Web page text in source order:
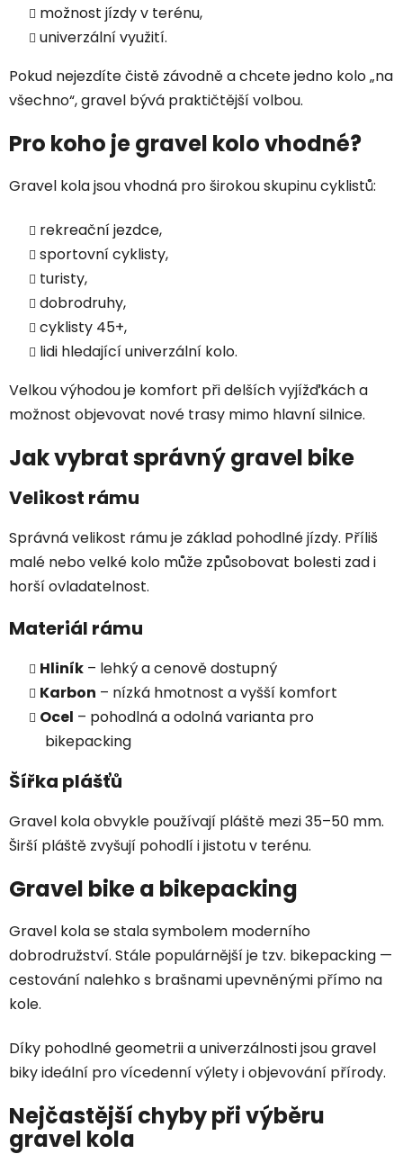
možnost jízdy v terénu,
univerzální využití.
Pokud nejezdíte čistě závodně a chcete jedno kolo „na
všechno“, gravel bývá praktičtější volbou.
Pro koho je gravel kolo vhodné?
Gravel kola jsou vhodná pro širokou skupinu cyklistů:
rekreační jezdce,
sportovní cyklisty,
turisty,
dobrodruhy,
cyklisty 45+,
lidi hledající univerzální kolo.
Velkou výhodou je komfort při delších vyjížďkách a
možnost objevovat nové trasy mimo hlavní silnice.
Jak vybrat správný gravel bike
Velikost rámu
Správná velikost rámu je základ pohodlné jízdy. Příliš
malé nebo velké kolo může způsobovat bolesti zad i
horší ovladatelnost.
Materiál rámu
Hliník – lehký a cenově dostupný
Karbon – nízká hmotnost a vyšší komfort
Ocel – pohodlná a odolná varianta pro
bikepacking
Šířka plášťů
Gravel kola obvykle používají pláště mezi 35–50 mm.
Širší pláště zvyšují pohodlí i jistotu v terénu.
Gravel bike a bikepacking
Gravel kola se stala symbolem moderního
dobrodružství. Stále populárnější je tzv. bikepacking —
cestování nalehko s brašnami upevněnými přímo na
kole.
Díky pohodlné geometrii a univerzálnosti jsou gravel
biky ideální pro vícedenní výlety i objevování přírody.
Nejčastější chyby při výběru
gravel kola